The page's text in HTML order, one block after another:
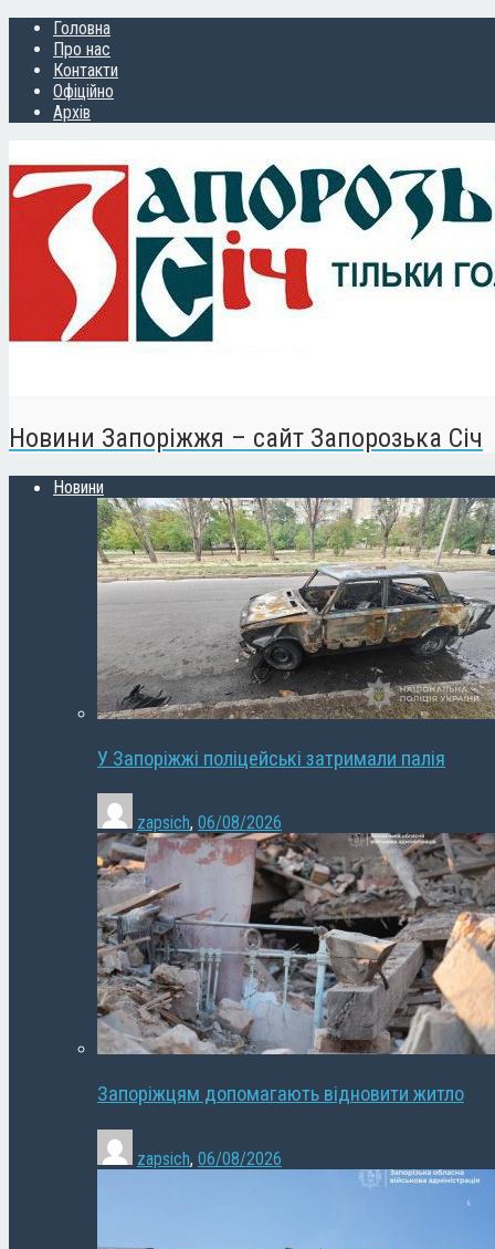
Головна
Про нас
Контакти
Офіційно
Архів
Новини Запоріжжя – сайт Запорозька Січ
Новини
У Запоріжжі поліцейські затримали палія
zapsich, 06/08/2026
Запоріжцям допомагають відновити житло
zapsich, 06/08/2026